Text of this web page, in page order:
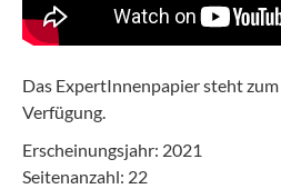
Das ExpertInnenpapier steht zum
Verfügung.
Erscheinungsjahr: 2021
Seitenanzahl: 22